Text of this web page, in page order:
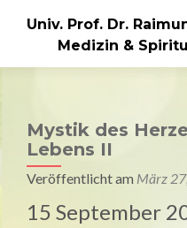
Univ. Prof. Dr.
Medizin &
Mystik des
Lebens II
Veröffentlicht am März
15 September